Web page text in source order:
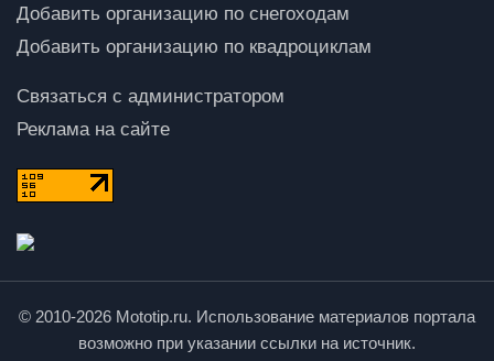
Добавить организацию по снегоходам
Добавить организацию по квадроциклам
Связаться с администратором
Реклама на сайте
© 2010-2026 Mototip.ru. Использование материалов портала
возможно при указании ссылки на источник.